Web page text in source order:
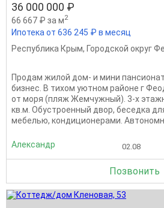
36 000 000 ₽
66 667 ₽ за м2
Ипотека от 636 245 ₽ в месяц
Республика Крым, Городской округ
Продам жилой дом- и мини
бизнес. В тихом уютном районе г
от моря (пляж Жемчужный). 3-х
кв.м. Обустроенный двор, беседка
мебелью, кондиционерами.
Александр 02.08
Позвонить